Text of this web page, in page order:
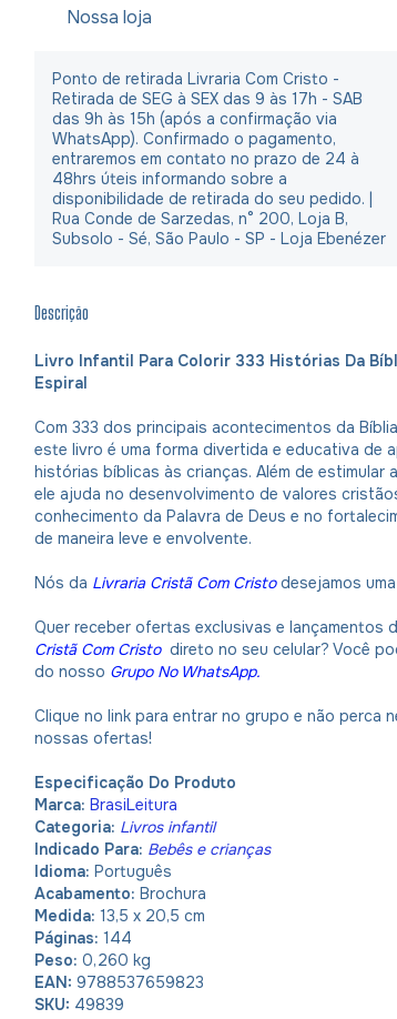
Nossa loja
Ponto de retirada Livraria Com Cristo -
Retirada de SEG à SEX das 9 às 17h - SAB
das 9h às 15h (após a confirmação via
WhatsApp). Confirmado o pagamento,
entraremos em contato no prazo de 24 à
48hrs úteis informando sobre a
disponibilidade de retirada do seu pedido. |
Rua Conde de Sarzedas, n° 200, Loja B,
Subsolo - Sé, São Paulo - SP - Loja Ebenézer
Descrição
Livro Infantil Para Colorir 333 Histórias Da
Espiral
Com 333 dos principais acontecimentos da
este livro é uma forma divertida e educativa de
histórias bíblicas às crianças. Além de estimular
ele ajuda no desenvolvimento de valores
conhecimento da Palavra de Deus e no
de maneira leve e envolvente.
Nós da Livraria Cristã Com Cristo desejamos
Quer receber ofertas exclusivas e lançamentos
Cristã Com Cristo direto no seu celular? Você
do nosso Grupo No WhatsApp.
Clique no link para entrar no grupo e não perca
nossas ofertas!
Especificação Do Produto
Marca: BrasiLeitura
Categoria: Livros infantil
Indicado Para: Bebês e crianças
Idioma: Português
Acabamento: Brochura
Medida: 13,5 x 20,5 cm
Páginas: 144
Peso: 0,260 kg
EAN: 9788537659823
SKU: 49839